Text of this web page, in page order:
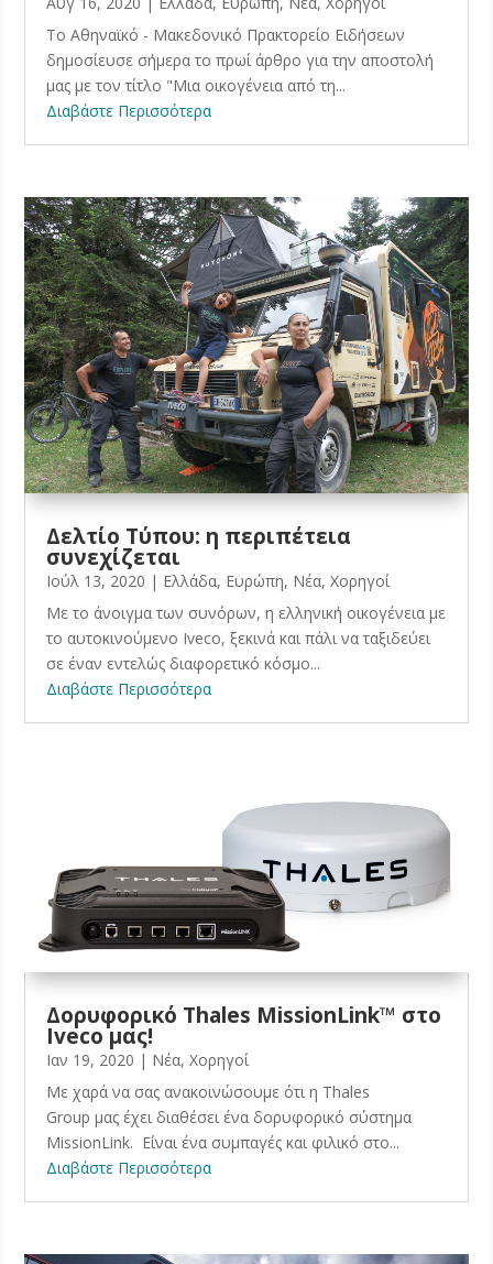
Το Αθηναϊκό - Μακεδονικό Πρακτορείο Ειδήσεων
δημοσίευσε σήμερα το πρωί άρθρο για την αποστολή
μας με τον τίτλο "Μια οικογένεια από τη...
Διαβάστε Περισσότερα
Δελτίο Τύπου: η περιπέτεια
συνεχίζεται
Ιούλ 13, 2020 | Ελλάδα, Ευρώπη, Νέα,Χορηγοί
Με το άνοιγμα των συνόρων, η ελληνική οικογένεια με
το αυτοκινούμενο Iveco, ξεκινά και πάλι να ταξιδεύει
σε έναν εντελώς διαφορετικό κόσμο...
Διαβάστε Περισσότερα
Δορυφορικό Thales MissionLink™ στο
Iveco μας!
Ιαν 19, 2020 | Νέα,Χορηγοί
Με χαρά να σας ανακοινώσουμε ότι η Thales
Group μας έχει διαθέσει ένα δορυφορικό σύστημα
MissionLink. Είναι ένα συμπαγές και φιλικό στο...
Διαβάστε Περισσότερα